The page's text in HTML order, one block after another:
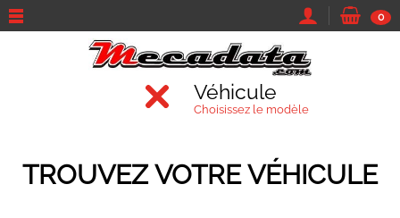
0
Véhicule
Choisissez le modèle
TROUVEZ VOTRE VÉHICULE